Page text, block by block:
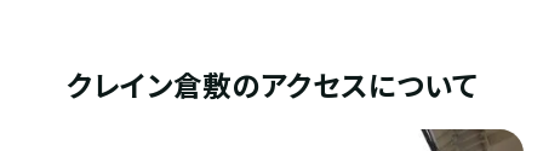
クレイン倉敷のアクセスについて